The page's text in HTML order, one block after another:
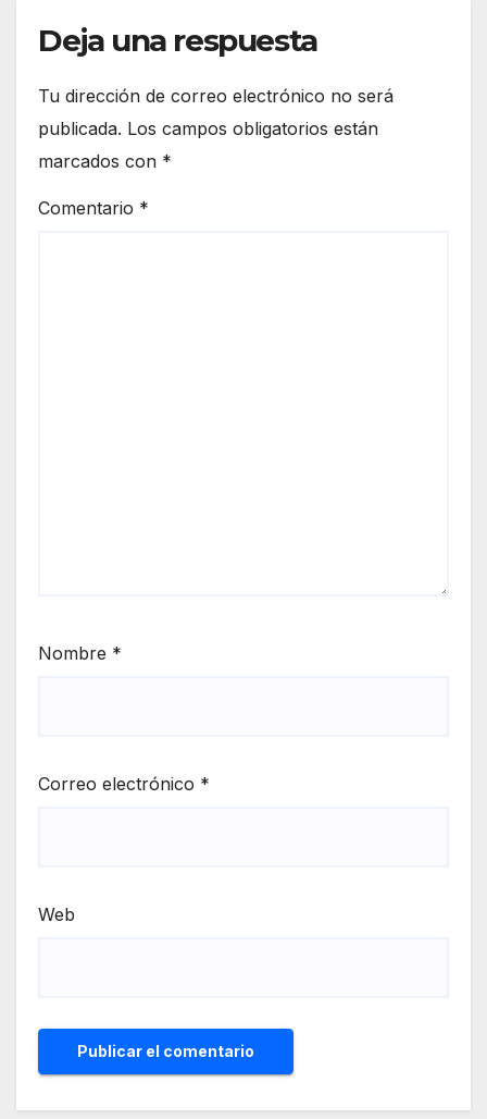
Deja una respuesta
Tu dirección de correo electrónico no será
publicada. Los campos obligatorios están
marcados con *
Comentario *
Nombre *
Correo electrónico *
Web